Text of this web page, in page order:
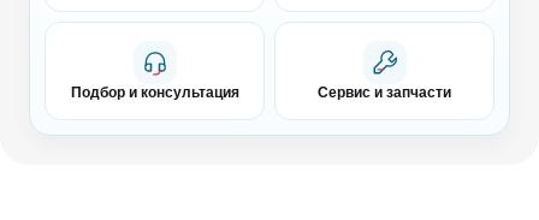
Подбор и консультация Сервис и запчасти